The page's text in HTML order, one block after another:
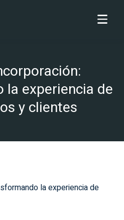
experiencia de
y clientes
la experiencia de